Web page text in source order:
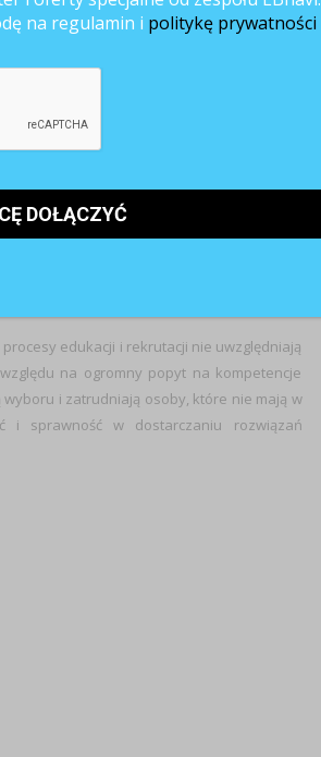
na całą kaskadę kompetencji miękkich
się w pewnym sensie liderem w zespole
w których pracownicy są nastawieni na
przekonań i przyjąć perspektywę
na odległość i samodyscypliny.
sama branża IT.
samoświadomości i ciągłego uaktualniania
ryzyka czy wychodzenie ze strefy
się w ciekawe i rozwojowe projekty.
edukacji i rekrutacji nie uwzględniają
na ogromny popyt na kompetencje
i zatrudniają osoby, które nie mają w
i sprawność w dostarczaniu rozwiązań
na regulamin i politykę prywatności